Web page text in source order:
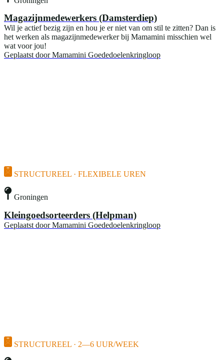
Magazijnmedewerkers (Damsterdiep)
Wil je actief bezig zijn en hou je er niet van om stil te zitten? Dan is
het werken als magazijnmedewerker bij Mamamini misschien wel
wat voor jou!
Geplaatst door Mamamini Goededoelenkringloop
STRUCTUREEL · FLEXIBELE UREN
Groningen
Kleingoedsorteerders (Helpman)
Geplaatst door Mamamini Goededoelenkringloop
STRUCTUREEL · 2—6 UUR/WEEK